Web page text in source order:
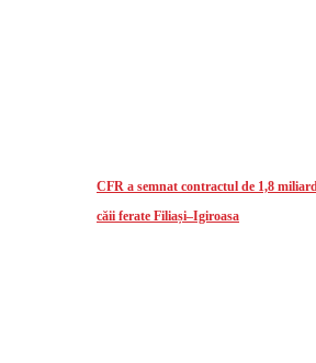
CFR a semnat contractul de 1,8
căii ferate Filiași–Igiroasa